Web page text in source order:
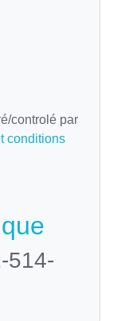
controlé par
conditions
514-